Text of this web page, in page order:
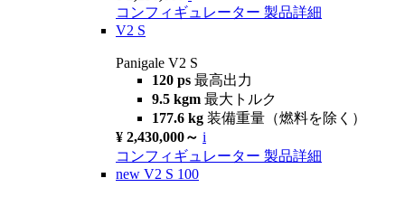
コンフィギュレーター 製品詳細
V2 S
Panigale V2 S
120 ps 最高出力
9.5 kgm 最大トルク
177.6 kg 装備重量（燃料を除く）
¥ 2,430,000～ i
コンフィギュレーター 製品詳細
new V2 S 100